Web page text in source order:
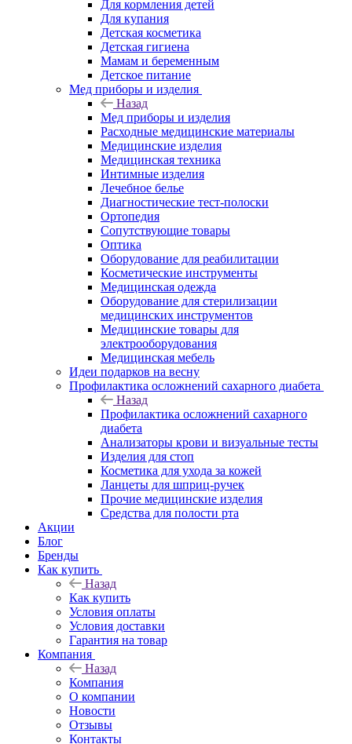
Для кормления детей
Для купания
Детская косметика
Детская гигиена
Мамам и беременным
Детское питание
Мед приборы и изделия
Назад
Мед приборы и изделия
Расходные медицинские материалы
Медицинские изделия
Медицинская техника
Интимные изделия
Лечебное белье
Диагностические тест-полоски
Ортопедия
Сопутствующие товары
Оптика
Оборудование для реабилитации
Косметические инструменты
Медицинская одежда
Оборудование для стерилизации
медицинских инструментов
Медицинские товары для
электрооборудования
Медицинская мебель
Идеи подарков на весну
Профилактика осложнений сахарного диабета
Назад
Профилактика осложнений сахарного
диабета
Анализаторы крови и визуальные тесты
Изделия для стоп
Косметика для ухода за кожей
Ланцеты для шприц-ручек
Прочие медицинские изделия
Средства для полости рта
Акции
Блог
Бренды
Как купить
Назад
Как купить
Условия оплаты
Условия доставки
Гарантия на товар
Компания
Назад
Компания
О компании
Новости
Отзывы
Контакты